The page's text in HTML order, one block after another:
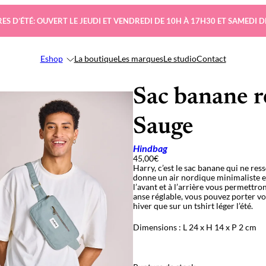
D’ÉTÉ: OUVERT LE JEUDI ET VENDREDI DE 10H À 17H30 ET SAMEDI
Eshop La boutiqueLes marquesLe studioContact
Sac banane
Sauge
Hindbag
45,00€
Harry, c’est le sac banane qui ne
donne un air nordique minimaliste
l’avant et à l’arrière vous
anse réglable, vous pouvez porter
hiver que sur un tshirt léger l’été.
Dimensions : L 24 x H 14 x P 2 cm